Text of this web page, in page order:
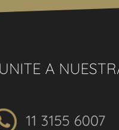
UNITE A
11 3155 6007